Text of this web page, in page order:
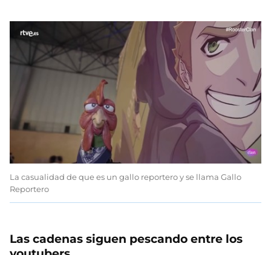
La casualidad de que es un gallo reportero y se llama Gallo
Reportero
Las cadenas siguen pescando entre los